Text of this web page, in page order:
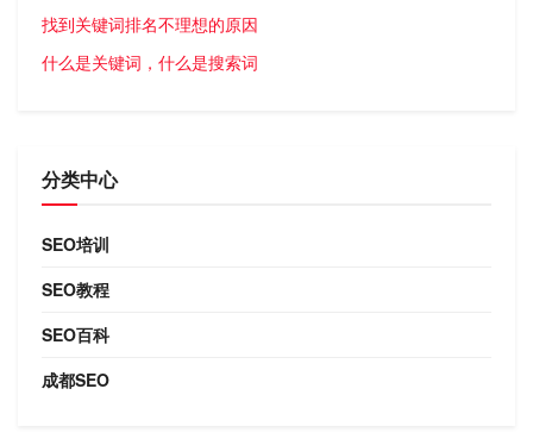
找到关键词排名不理想的原因
什么是关键词，什么是搜索词
分类中心
SEO培训
SEO教程
SEO百科
成都SEO